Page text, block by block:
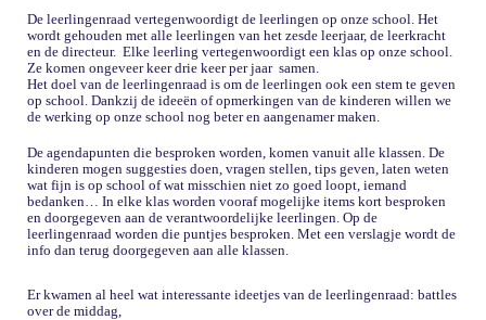
De leerlingenraad vertegenwoordigt de leerlingen op onze school. Het
wordt gehouden met alle leerlingen van het zesde leerjaar, de leerkracht
en de directeur. Elke leerling vertegenwoordigt een klas op onze school.
Ze komen ongeveer keer drie keer per jaar samen.
Het doel van de leerlingenraad is om de leerlingen ook een stem te geven
op school. Dankzij de ideeën of opmerkingen van de kinderen willen we
de werking op onze school nog beter en aangenamer maken.
De agendapunten die besproken worden, komen vanuit alle klassen. De
kinderen mogen suggesties doen, vragen stellen, tips geven, laten weten
wat fijn is op school of wat misschien niet zo goed loopt, iemand
bedanken… In elke klas worden vooraf mogelijke items kort besproken
en doorgegeven aan de verantwoordelijke leerlingen. Op de
leerlingenraad worden die puntjes besproken. Met een verslagje wordt de
info dan terug doorgegeven aan alle klassen.
Er kwamen al heel wat interessante ideetjes van de leerlingenraad: battles
over de middag,